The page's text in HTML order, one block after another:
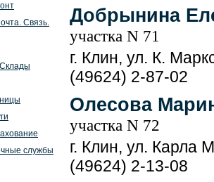
Связь.
службы
Добрынина
участка N 71
г. Клин, ул. К.
(49624) 2-87-02
Олесова
участка N 72
г. Клин, ул. Карла
(49624) 2-13-08